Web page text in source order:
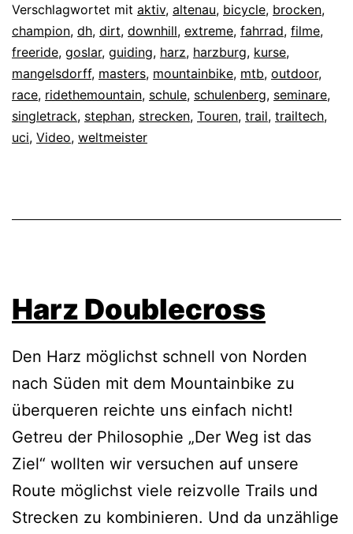
Verschlagwortet mit aktiv, altenau, bicycle, brocken,
champion, dh, dirt, downhill, extreme, fahrrad, filme,
freeride, goslar, guiding, harz, harzburg, kurse,
mangelsdorff, masters, mountainbike, mtb, outdoor,
race, ridethemountain, schule, schulenberg, seminare,
singletrack, stephan, strecken, Touren, trail, trailtech,
uci, Video, weltmeister
Harz Doublecross
Den Harz möglichst schnell von Norden
nach Süden mit dem Mountainbike zu
überqueren reichte uns einfach nicht!
Getreu der Philosophie „Der Weg ist das
Ziel“ wollten wir versuchen auf unsere
Route möglichst viele reizvolle Trails und
Strecken zu kombinieren. Und da unzählige